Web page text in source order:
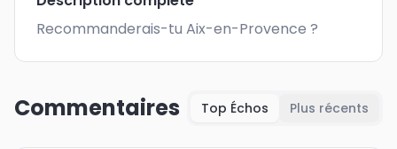
Recommanderais-tu Aix-en-Provence ?
Commentaires Top Échos Plus récents